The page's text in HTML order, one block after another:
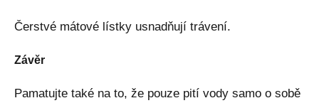
Čerstvé mátové lístky usnadňují trávení.
Závěr
Pamatujte také na to, že pouze pití vody samo o sobě